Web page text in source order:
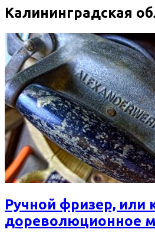
Калининградская
Ручной фризер, или
дореволюционное